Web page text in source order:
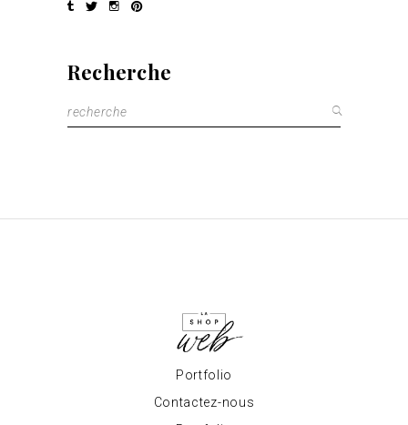
Recherche
Rechercher
:
Portfolio
Contactez-nous